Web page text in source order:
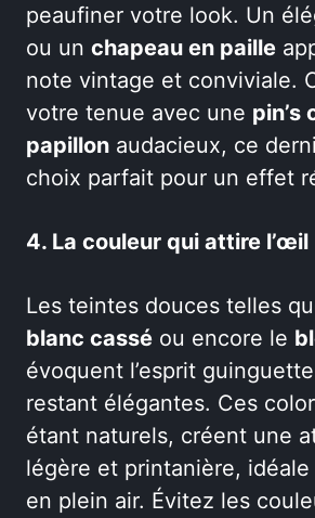
peaufiner votre look. Un
ou un chapeau en paille
note vintage et conviviale.
votre tenue avec une pin’s
papillon audacieux, ce
choix parfait pour un effet
4. La couleur qui attire l’œil
Les teintes douces telles
blanc cassé ou encore le
évoquent l’esprit
restant élégantes. Ces
étant naturels, créent une
légère et printanière,
en plein air. Évitez les